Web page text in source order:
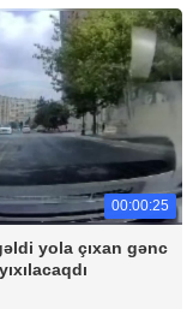
00:00:25
yola çıxan gənc